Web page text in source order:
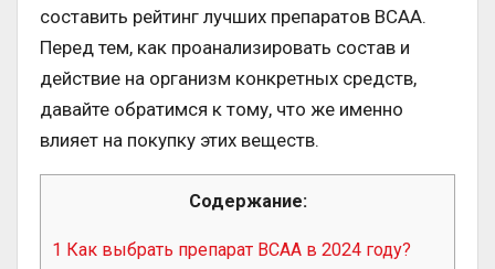
составить рейтинг лучших препаратов ВСАА.
Перед тем, как проанализировать состав и
действие на организм конкретных средств,
давайте обратимся к тому, что же именно
влияет на покупку этих веществ.
Содержание:
1 Как выбрать препарат ВСАА в 2024 году?